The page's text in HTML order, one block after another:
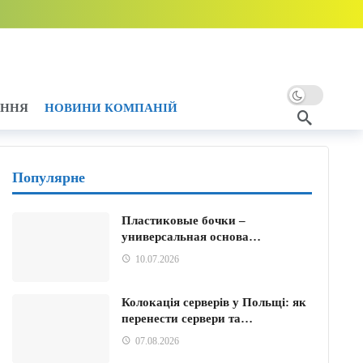
НОВИНИ КОМПАНІЙ
Популярне
Пластиковые бочки –
универсальная основа…
10.07.2026
Колокація серверів у Польщі: як
перенести сервери та…
07.08.2026